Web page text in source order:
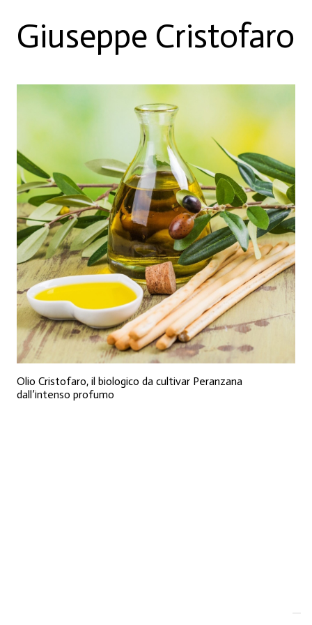
Giuseppe Cristofaro
Olio Cristofaro, il biologico da cultivar Peranzana
dall’intenso profumo